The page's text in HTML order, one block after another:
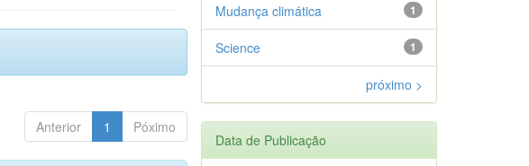
Anterior 1 Póximo
1
Mudança climática
1
Science
próximo >
Data de Publicação